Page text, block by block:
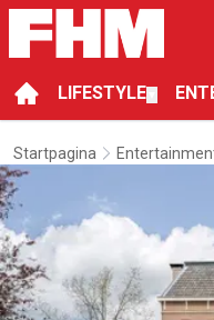
LIFESTYLE
Startpagina